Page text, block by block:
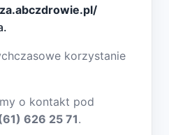
korzystanie
o kontakt pod
626 25 71.